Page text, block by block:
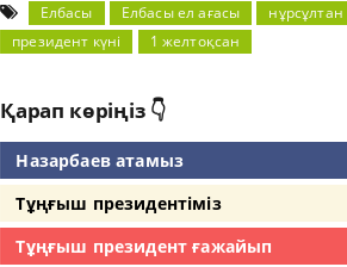
Елбасы Елбасы ел ағасы
президент күні
1 желтоқсан
Қарап көріңіз 👇
Назарбаев атамыз
Тұңғыш президентіміз
Тұңғыш президент ғажайып